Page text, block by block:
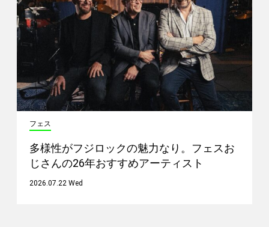
フェス
多様性がフジロックの魅力なり。フェスお
じさんの26年おすすめアーティスト
2026.07.22 Wed